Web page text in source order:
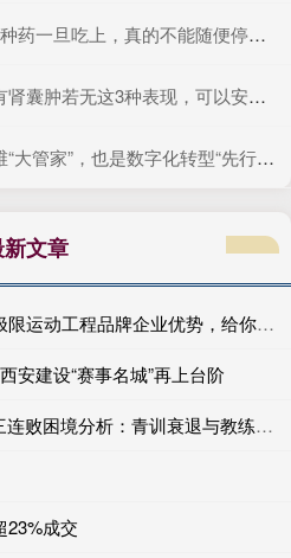
上，真的不能随便停！突然停服风险大
无这3种表现，可以安心，恶变风险很小
也是数字化转型“先行者”｜奋勇争先实干家
文章
天牛配资 阐释值得推荐的极限运动工程品牌企业优势，给你清晰认知
安建设“赛事名城”再上台阶
奢玺融配资 天津青年女排三连败困境分析：青训衰退与教练能力不足双重挑战
23%成交